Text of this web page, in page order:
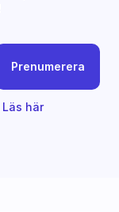
Prenumerera
Läs här